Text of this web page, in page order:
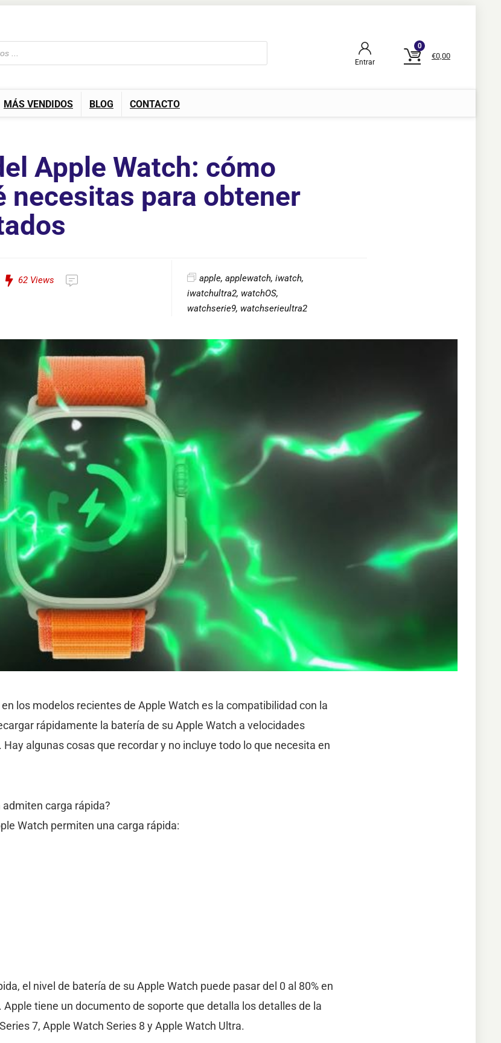
Entrar
0
€0,00
MÁS VENDIDOS BLOG CONTACTO
Apple Watch: cómo
necesitas para obtener
62Views apple, applewatch, iwatch,
iwatchultra2, watchOS,
watchserie9, watchserieultra2
los modelos recientes de Apple Watch es la compatibilidad con la
rápidamente la batería de su Apple Watch a velocidades
algunas cosas que recordar y no incluye todo lo que necesita en
carga rápida?
Watch permiten una carga rápida:
el nivel de batería de su Apple Watch puede pasar del 0 al 80% en
tiene un documento de soporte que detalla los detalles de la
7, Apple Watch Series 8 y Apple Watch Ultra.